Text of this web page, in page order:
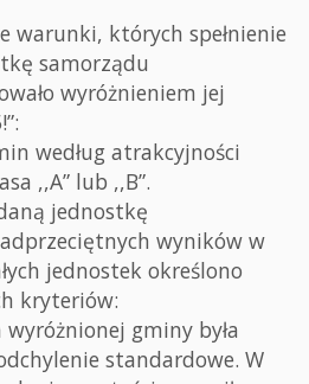
warunki, których spełnienie
samorządu
wyróżnieniem jej
według atrakcyjności
,,A” lub ,,B”.
jednostkę
wyników w
jednostek określono
kryteriów:
wyróżnionej gminy była
standardowe. W